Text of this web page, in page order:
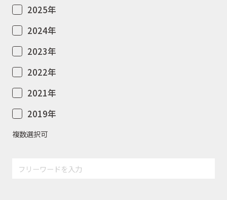
2025年
2024年
2023年
2022年
2021年
2019年
複数選択可